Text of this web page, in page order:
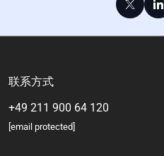
联系方式
+49 211 900 64 120
[email protected]